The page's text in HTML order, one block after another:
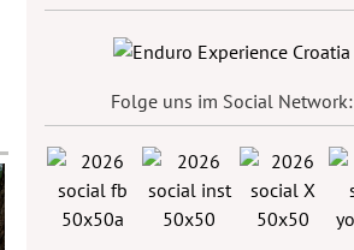
Folge uns im Social Network: